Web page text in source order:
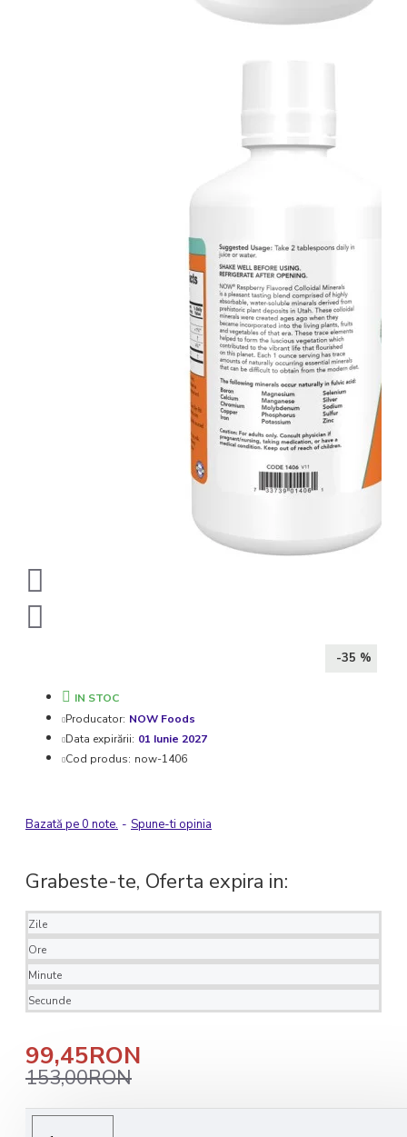
-35 %
IN STOC
Producator: NOW Foods
Data expirării: 01 Iunie 2027
Cod produs: now-1406
Bazată pe 0 note. - Spune-ti opinia
Grabeste-te, Oferta expira in:
Zile
Ore
Minute
Secunde
99,45RON
153,00RON
Livrare rapida in 1-2 zile lucratoare